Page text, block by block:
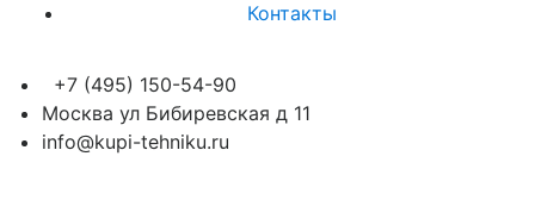
Контакты
+7 (495) 150-54-90
Москва ул Бибиревская д 11
info@kupi-tehniku.ru